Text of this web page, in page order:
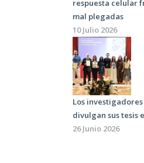
respuesta celular
mal plegadas
10 Julio 2026
Los investigadores
divulgan sus tesis
26 Junio 2026